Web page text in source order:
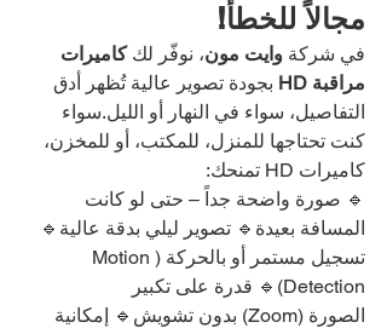
مجالاً للخطأ!
في شركة وايت مون، نوفّر لك كاميرات
مراقبة HD
بجودة تصوير عالية تُظهر أدق
التفاصيل، سواء في النهار أو الليل.سواء
كنت تحتاجها للمنزل، للمكتب، أو للمخزن،
كاميرات HD تمنحك:
🔹 صورة واضحة جداً – حتى لو كانت
المسافة بعيدة🔹 تصوير ليلي بدقة عالية🔹
تسجيل مستمر أو بالحركة (Motion
Detection)🔹 قدرة على تكبير
الصورة (Zoom) بدون تشويش🔹 إمكانية